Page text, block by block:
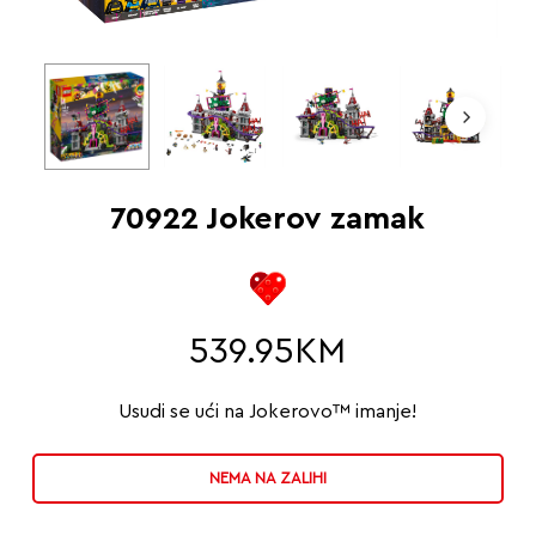
70922 Jokerov zamak
539.95 KM
Usudi se ući na Jokerovo™ imanje!
NEMA NA ZALIHI